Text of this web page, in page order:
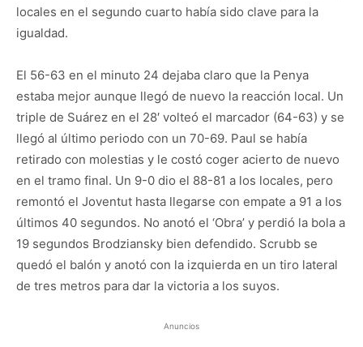
locales en el segundo cuarto había sido clave para la
igualdad.
El 56-63 en el minuto 24 dejaba claro que la Penya
estaba mejor aunque llegó de nuevo la reacción local. Un
triple de Suárez en el 28′ volteó el marcador (64-63) y se
llegó al último periodo con un 70-69. Paul se había
retirado con molestias y le costó coger acierto de nuevo
en el tramo final. Un 9-0 dio el 88-81 a los locales, pero
remontó el Joventut hasta llegarse con empate a 91 a los
últimos 40 segundos. No anotó el ‘Obra’ y perdió la bola a
19 segundos Brodziansky bien defendido. Scrubb se
quedó el balón y anotó con la izquierda en un tiro lateral
de tres metros para dar la victoria a los suyos.
Anuncios